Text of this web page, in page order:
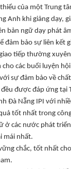
của một Trung
Anh khi giảng dạy,
bản ngữ dạy phát
đảm bảo sự liên kết
tiếp thường
cho các buổi luyện
sự đảm bảo về
được đáp ứng tại
Đà Nẵng IPI với
tốt nhất trong
ở các nước phát
mái nhất.
chắc, tốt nhất